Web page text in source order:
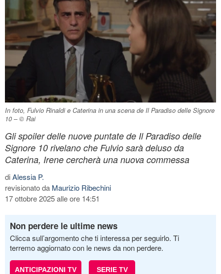
In foto, Fulvio Rinaldi e Caterina in una scena de Il Paradiso delle Signore
10 – © Rai
Gli spoiler delle nuove puntate de Il Paradiso delle
Signore 10 rivelano che Fulvio sarà deluso da
Caterina, Irene cercherà una nuova commessa
diAlessia P.
revisionato da Maurizio Ribechini
17 ottobre 2025 alle ore 14:51
Non perdere le ultime news
Clicca sull’argomento che ti interessa per seguirlo. Ti
terremo aggiornato con le news da non perdere.
ANTICIPAZIONI TV SERIE TV